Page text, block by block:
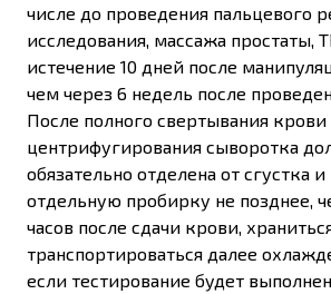
числе до проведения пальцевого
исследования, массажа простаты,
истечение 10 дней после
чем через 6 недель после
После полного свертывания крови
центрифугирования сыворотка
обязательно отделена от сгустка
отдельную пробирку не позднее,
часов после сдачи крови,
транспортироваться далее
если тестирование будет